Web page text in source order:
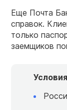
Еще Почта
справок.
только
заемщиков
Условия